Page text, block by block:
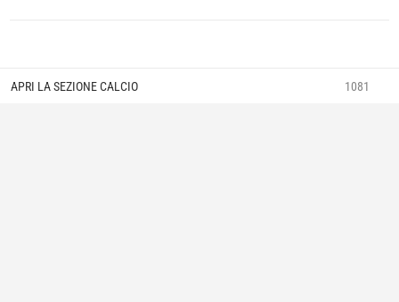
APRI LA SEZIONE CALCIO 1081